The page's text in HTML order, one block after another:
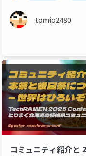
community
tomio2480
コミュニティ紹介と